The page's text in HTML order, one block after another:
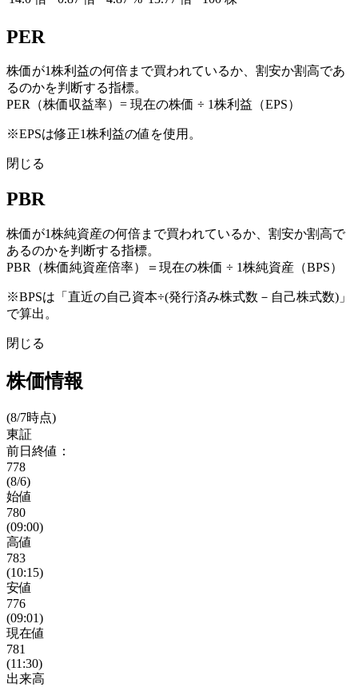
PER
株価が1株利益の何倍まで買われているか、割安か割高であ
るのかを判断する指標。
PER（株価収益率）= 現在の株価 ÷ 1株利益（EPS）
※EPSは修正1株利益の値を使用。
閉じる
PBR
株価が1株純資産の何倍まで買われているか、割安か割高で
あるのかを判断する指標。
PBR（株価純資産倍率）＝現在の株価 ÷ 1株純資産（BPS）
※BPSは「直近の自己資本÷(発行済み株式数－自己株式数)」
で算出。
閉じる
株価情報
(8/7時点)
東証
前日終値：
778
(8/6)
始値
780
(09:00)
高値
783
(10:15)
安値
776
(09:01)
現在値
781
(11:30)
出来高